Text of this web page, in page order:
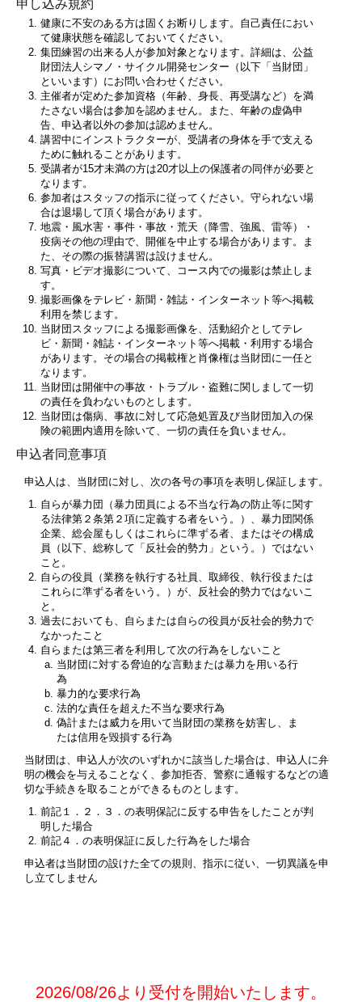
申し込み規約
健康に不安のある方は固くお断りします。自己責任におい
て健康状態を確認しておいてください。
集団練習の出来る人が参加対象となります。詳細は、公益
財団法人シマノ・サイクル開発センター（以下「当財団」
といいます）にお問い合わせください。
主催者が定めた参加資格（年齢、身長、再受講など）を満
たさない場合は参加を認めません。また、年齢の虚偽申
告、申込者以外の参加は認めません。
講習中にインストラクターが、受講者の身体を手で支える
ために触れることがあります。
受講者が15才未満の方は20才以上の保護者の同伴が必要と
なります。
参加者はスタッフの指示に従ってください。守られない場
合は退場して頂く場合があります。
地震・風水害・事件・事故・荒天（降雪、強風、雷等）・
疫病その他の理由で、開催を中止する場合があります。ま
た、その際の振替講習は設けません。
写真・ビデオ撮影について、コース内での撮影は禁止しま
す。
撮影画像をテレビ・新聞・雑誌・インターネット等へ掲載
利用を禁じます。
当財団スタッフによる撮影画像を、活動紹介としてテレ
ビ・新聞・雑誌・インターネット等へ掲載・利用する場合
があります。その場合の掲載権と肖像権は当財団に一任と
なります。
当財団は開催中の事故・トラブル・盗難に関しまして一切
の責任を負わないものとします。
当財団は傷病、事故に対して応急処置及び当財団加入の保
険の範囲内適用を除いて、一切の責任を負いません。
申込者同意事項
申込人は、当財団に対し、次の各号の事項を表明し保証します。
自らが暴力団（暴力団員による不当な行為の防止等に関す
る法律第２条第２項に定義する者をいう。）、暴力団関係
企業、総会屋もしくはこれらに準ずる者、またはその構成
員（以下、総称して「反社会的勢力」という。）ではない
こと。
自らの役員（業務を執行する社員、取締役、執行役または
これらに準ずる者をいう。）が、反社会的勢力ではないこ
と。
過去においても、自らまたは自らの役員が反社会的勢力で
なかったこと
自らまたは第三者を利用して次の行為をしないこと
当財団に対する脅迫的な言動または暴力を用いる行
為
暴力的な要求行為
法的な責任を超えた不当な要求行為
偽計または威力を用いて当財団の業務を妨害し、ま
たは信用を毀損する行為
当財団は、申込人が次のいずれかに該当した場合は、申込人に弁
明の機会を与えることなく、参加拒否、警察に通報するなどの適
切な手続きを取ることができるものとします。
前記１．２．３．の表明保記に反する申告をしたことが判
明した場合
前記４．の表明保証に反した行為をした場合
申込者は当財団の設けた全ての規則、指示に従い、一切異議を申
し立てしません
2026/08/26より受付を開始いたします。